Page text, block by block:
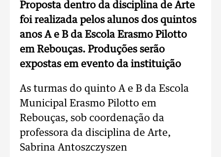
Proposta dentro da disciplina de Arte
foi realizada pelos alunos dos quintos
anos A e B da Escola Erasmo Pilotto
em Rebouças. Produções serão
expostas em evento da instituição
As turmas do quinto A e B da Escola
Municipal Erasmo Pilotto em
Rebouças, sob coordenação da
professora da disciplina de Arte,
Sabrina Antoszczyszen